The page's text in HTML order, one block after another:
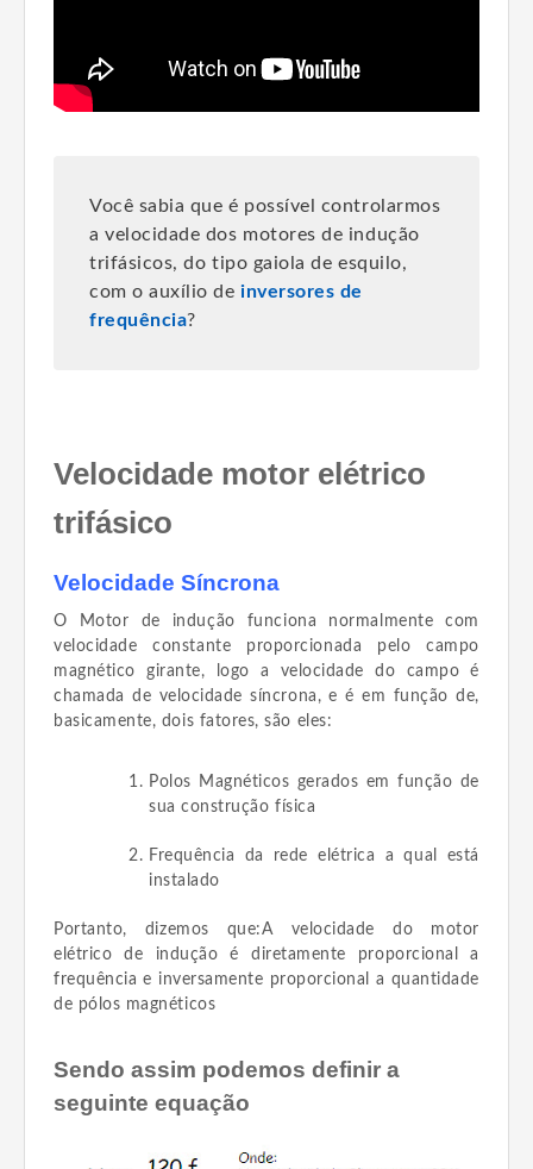
Você sabia que é possível controlarmos
a velocidade dos motores de indução
trifásicos, do tipo gaiola de esquilo,
com o auxílio deinversores de
frequência?
Velocidade motor elétrico
trifásico
Velocidade Síncrona
O Motor de indução funciona normalmente com
velocidade constante proporcionada pelo campo
magnético girante, logo a velocidade do campo é
chamada de velocidade síncrona, e é em função de,
basicamente, dois fatores, são eles:
Polos Magnéticos gerados em função de
sua construção física
Frequência da rede elétrica a qual está
instalado
Portanto, dizemos que:A velocidade do motor
elétrico de indução é diretamente proporcional a
frequência e inversamente proporcional a quantidade
de pólos magnéticos
Sendo assim podemos definir a
seguinte equação